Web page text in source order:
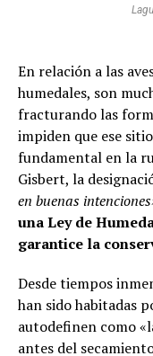
En relación a las
humedales, son
fracturando las
impiden que ese
fundamental en la
Gisbert, la
en buenas
una Ley de
garantice la
Desde tiempos
han sido habitadas
autodefinen como
antes del